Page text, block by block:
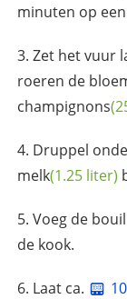
minuten op
Zet het vuur
roeren de
champignons
Druppel
melk(1.25 liter)
Voeg de
de kook.
Laat ca.